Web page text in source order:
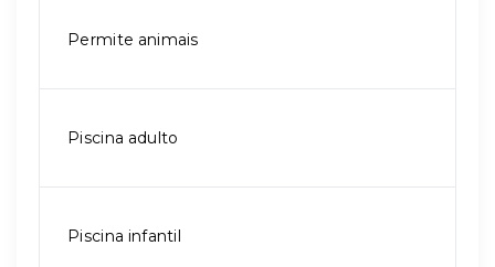
Permite animais
Piscina adulto
Piscina infantil